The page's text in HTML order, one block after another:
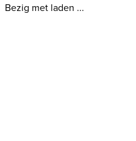
Bezig met laden ...